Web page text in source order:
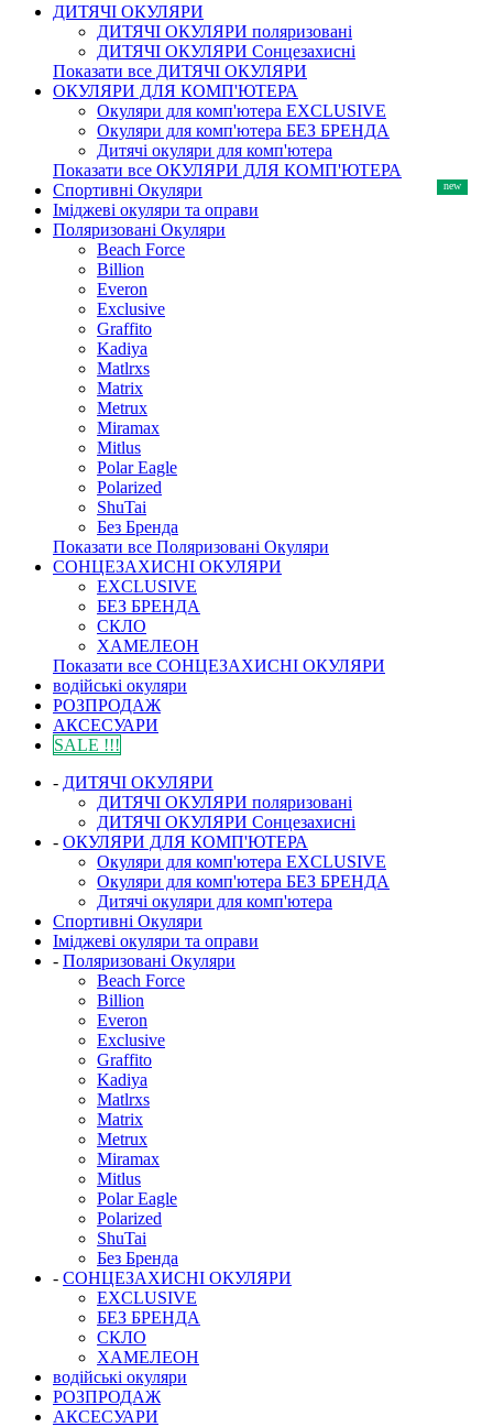
ДИТЯЧІ ОКУЛЯРИ
ДИТЯЧІ ОКУЛЯРИ поляризовані
ДИТЯЧІ ОКУЛЯРИ Сонцезахисні
Показати все ДИТЯЧІ ОКУЛЯРИ
ОКУЛЯРИ ДЛЯ КОМП'ЮТЕРА
Окуляри для комп'ютера EXCLUSIVE
Окуляри для комп'ютера БЕЗ БРЕНДА
Дитячі окуляри для комп'ютера
Показати все ОКУЛЯРИ ДЛЯ КОМП'ЮТЕРА
Спортивні Окуляри
Іміджеві окуляри та оправи
Поляризовані Окуляри
Beach Force
Billion
Everon
Exclusive
Graffito
Kadiya
Matlrxs
Matrix
Metrux
Miramax
Mitlus
Polar Eagle
Polarized
ShuTai
Без Бренда
Показати все Поляризовані Окуляри
СОНЦЕЗАХИСНІ ОКУЛЯРИ
EXCLUSIVE
БЕЗ БРЕНДА
СКЛО
ХАМЕЛЕОН
Показати все СОНЦЕЗАХИСНІ ОКУЛЯРИ
водійські окуляри
РОЗПРОДАЖ
АКСЕСУАРИ
SALE !!!
- ДИТЯЧІ ОКУЛЯРИ
ДИТЯЧІ ОКУЛЯРИ поляризовані
ДИТЯЧІ ОКУЛЯРИ Сонцезахисні
- ОКУЛЯРИ ДЛЯ КОМП'ЮТЕРА
Окуляри для комп'ютера EXCLUSIVE
Окуляри для комп'ютера БЕЗ БРЕНДА
Дитячі окуляри для комп'ютера
Спортивні Окуляри
Іміджеві окуляри та оправи
- Поляризовані Окуляри
Beach Force
Billion
Everon
Exclusive
Graffito
Kadiya
Matlrxs
Matrix
Metrux
Miramax
Mitlus
Polar Eagle
Polarized
ShuTai
Без Бренда
- СОНЦЕЗАХИСНІ ОКУЛЯРИ
EXCLUSIVE
БЕЗ БРЕНДА
СКЛО
ХАМЕЛЕОН
водійські окуляри
РОЗПРОДАЖ
АКСЕСУАРИ